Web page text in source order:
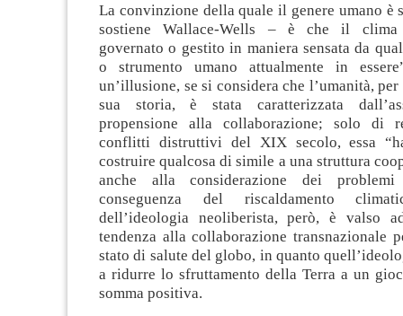
La convinzione della quale il genere umano è
sostiene Wallace-Wells – è che il clima
governato o gestito in maniera sensata da
o strumento umano attualmente in
un’illusione, se si considera che l’umanità,
sua storia, è stata caratterizzata
propensione alla collaborazione; solo di
conflitti distruttivi del XIX secolo, essa
costruire qualcosa di simile a una struttura
anche alla considerazione dei
conseguenza del riscaldamento
dell’ideologia neoliberista, però, è valso
tendenza alla collaborazione transnazionale
stato di salute del globo, in quanto
a ridurre lo sfruttamento della Terra a un
somma positiva.